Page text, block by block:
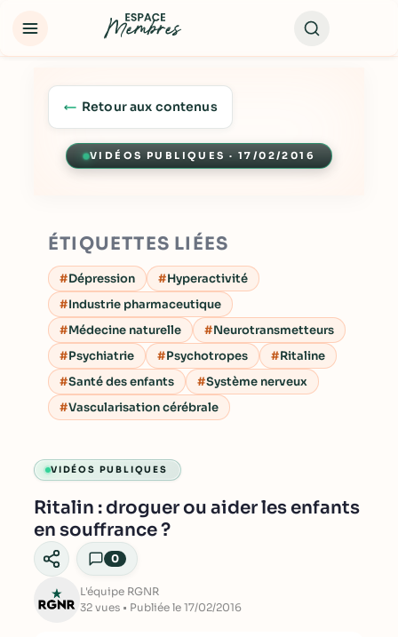
Retour aux contenus
VIDÉOS PUBLIQUES · 17/02/2016
Lecture
VIDÉOS PUBLIQUES
Ritalin : droguer ou aider les enfants
en souffrance ?
0
L'équipe RGNR
32 vues • Publiée le 17/02/2016
ÉTIQUETTES LIÉES
Dépression
Hyperactivité
Industrie pharmaceutique
Médecine naturelle
Neurotransmetteurs
Psychiatrie
Psychotropes
Ritaline
Santé des enfants
Système nerveux
Vascularisation cérébrale